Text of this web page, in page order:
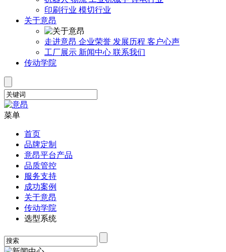
印刷行业 模切行业
关于意昂
走进意昂 企业荣誉 发展历程 客户心声
工厂展示 新闻中心 联系我们
传动学院
菜单
首页
品牌定制
意昂平台产品
品质管控
服务支持
成功案例
关于意昂
传动学院
选型系统